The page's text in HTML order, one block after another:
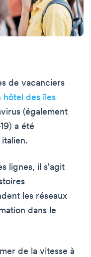
de vacanciers
des îles
(également
a été
lignes, il s'agit
les réseaux
dans le
de la vitesse à